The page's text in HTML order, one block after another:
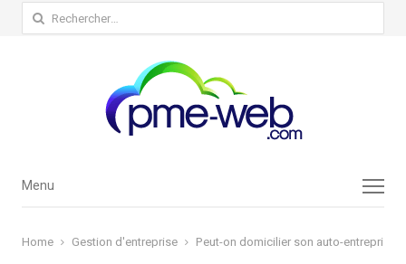
Rechercher :
Menu
Menu
Home Gestion d'entreprise Peut-on domicilier son auto-entreprise